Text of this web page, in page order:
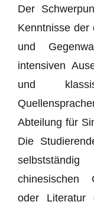
Der
Kenntnisse der
und
intensiven
und
Abteilung für
Die
chinesischen
oder Literatur